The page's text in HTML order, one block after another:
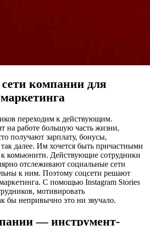
компании для
переходим к действующим.
на работе большую часть жизни,
получают зарплату, бонусы,
далее. Им хочется быть причастными
комьюнити. Действующие сотрудники
отслеживают социальные сети
к ним. Поэтому соцсети решают
С помощью Instagram Stories
мотивировать
бы непривычно это ни звучало.
— инструмент-